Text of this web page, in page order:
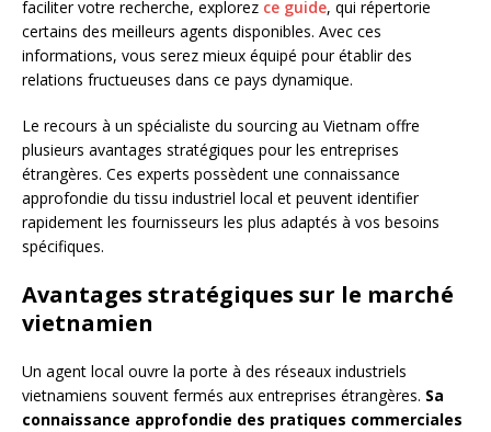
faciliter votre recherche, explorez ce guide, qui répertorie
certains des meilleurs agents disponibles. Avec ces
informations, vous serez mieux équipé pour établir des
relations fructueuses dans ce pays dynamique.
Le recours à un spécialiste du sourcing au Vietnam offre
plusieurs avantages stratégiques pour les entreprises
étrangères. Ces experts possèdent une connaissance
approfondie du tissu industriel local et peuvent identifier
rapidement les fournisseurs les plus adaptés à vos besoins
spécifiques.
Avantages stratégiques sur le marché
vietnamien
Un agent local ouvre la porte à des réseaux industriels
vietnamiens souvent fermés aux entreprises étrangères. Sa
connaissance approfondie des pratiques commerciales